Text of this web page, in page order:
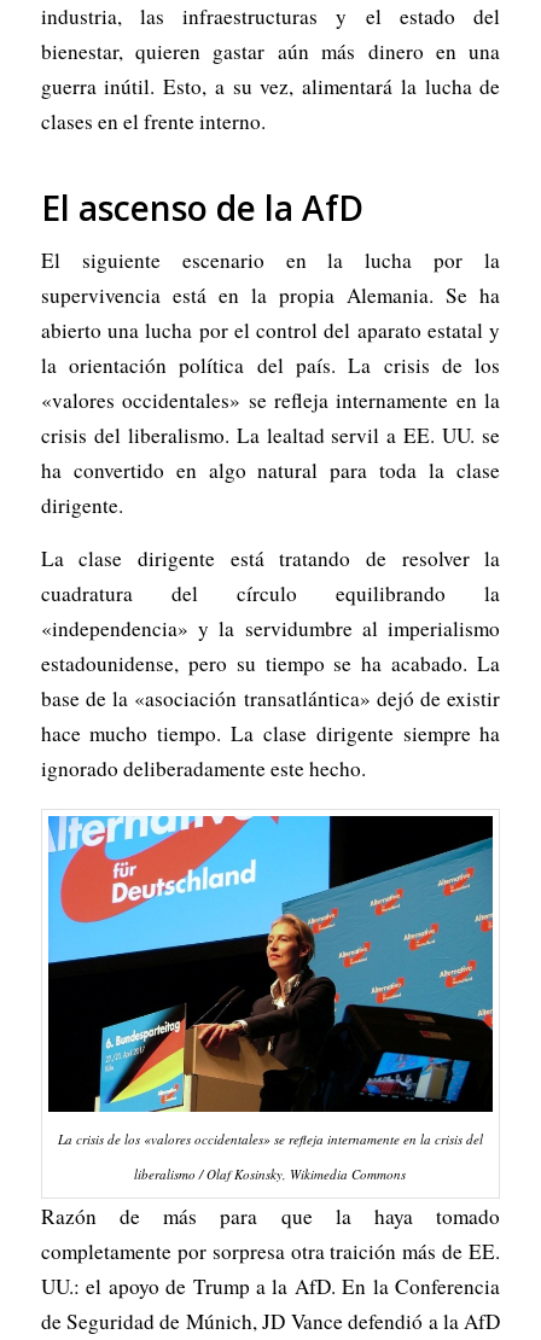
industria, las infraestructuras y el estado del
bienestar, quieren gastar aún más dinero en una
guerra inútil. Esto, a su vez, alimentará la lucha de
clases en el frente interno.
El ascenso de la AfD
El siguiente escenario en la lucha por la
supervivencia está en la propia Alemania. Se ha
abierto una lucha por el control del aparato estatal y
la orientación política del país. La crisis de los
«valores occidentales» se refleja internamente en la
crisis del liberalismo. La lealtad servil a EE. UU. se
ha convertido en algo natural para toda la clase
dirigente.
La clase dirigente está tratando de resolver la
cuadratura del círculo equilibrando la
«independencia» y la servidumbre al imperialismo
estadounidense, pero su tiempo se ha acabado. La
base de la «asociación transatlántica» dejó de existir
hace mucho tiempo. La clase dirigente siempre ha
ignorado deliberadamente este hecho.
La crisis de los «valores occidentales» se refleja internamente en la crisis del
liberalismo / Olaf Kosinsky, Wikimedia Commons
Razón de más para que la haya tomado
completamente por sorpresa otra traición más de EE.
UU.: el apoyo de Trump a la AfD. En la Conferencia
de Seguridad de Múnich, JD Vance defendió a la AfD